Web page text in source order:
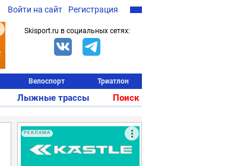
Войти на сайт Регистрация
Skisport.ru в социальных сетях:
Велоспорт Триатлон
Лыжные трассы Поиск
РЕКЛАМА